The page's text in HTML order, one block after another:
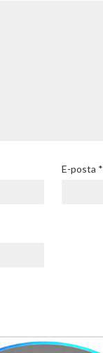
E-posta *